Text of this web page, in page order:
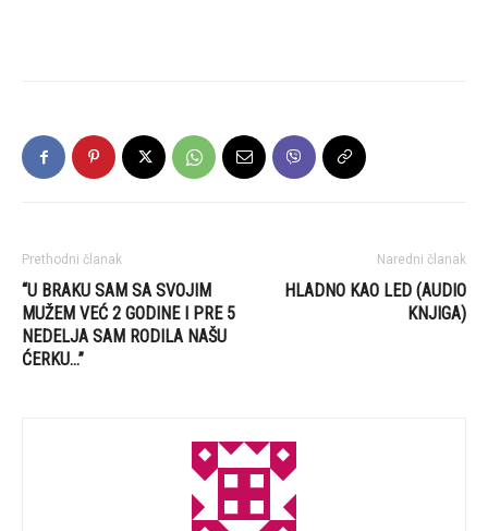
Prethodni članak
“U BRAKU SAM SA SVOJIM
MUŽEM VEĆ 2 GODINE I PRE 5
NEDELJA SAM RODILA NAŠU
ĆERKU…”
Naredni članak
HLADNO KAO LED (AUDIO
KNJIGA)